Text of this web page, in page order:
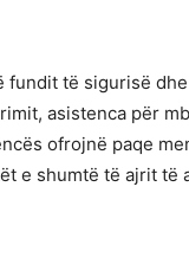
të sigurisë
asistenca për
ofrojnë paqe
e shumtë të ajrit të